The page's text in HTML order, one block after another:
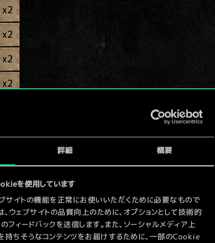
詳細 概要
を使用しています
サイトの機能を正常にお使いいただくために必要なもので
ウェブサイトの品質向上のために、オプションとして技術的
フィードバックを送信します。また、ソーシャルメディア上
ちそうなコンテンツをお届けするために、一部のCookie
x2
x2
x2
x2